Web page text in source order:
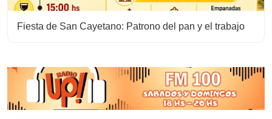
Fiesta de San Cayetano: Patrono del pan y el trabajo